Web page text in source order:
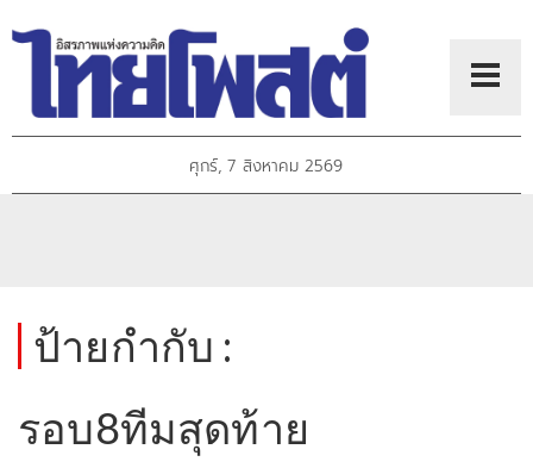
ศุกร์, 7 สิงหาคม 2569
ป้ายกำกับ :
รอบ8ทีมสุดท้าย